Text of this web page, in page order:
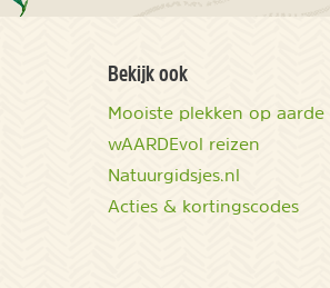
Bekijk ook
Mooiste plekken op aarde
wAARDEvol reizen
Natuurgidsjes.nl
Acties & kortingscodes